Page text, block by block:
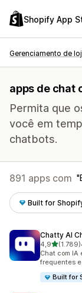
Shopify App
Gerenciamento de
apps de chat
Permita que
você em
chatbots.
891 apps com
Built for
Chatty AI
4,9de 5(1.789)
1789
Chat com IA
frequentes
Built for